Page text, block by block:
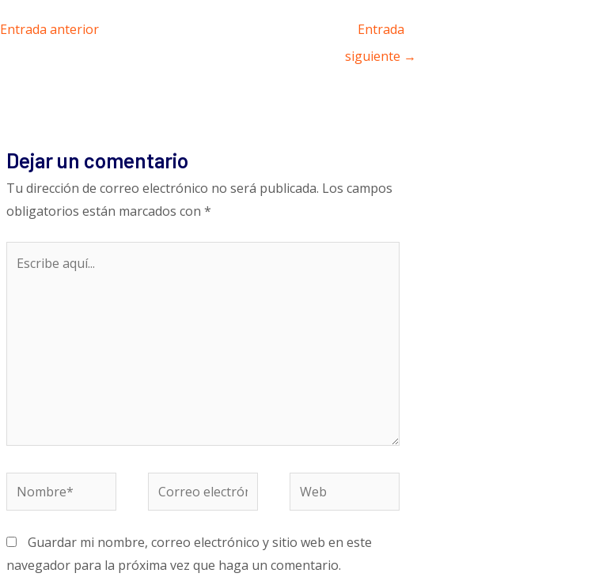
Entrada anterior
Entrada
siguiente →
Dejar un comentario
Tu dirección de correo electrónico no será publicada. Los campos
obligatorios están marcados con *
Nombre*
Correo
electrónico*
Web
Guardar mi nombre, correo electrónico y sitio web en este
navegador para la próxima vez que haga un comentario.